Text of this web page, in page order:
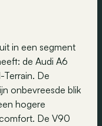
in een segment
de Audi A6
Terrain. De
onbevreesde blik
hogere
De V90